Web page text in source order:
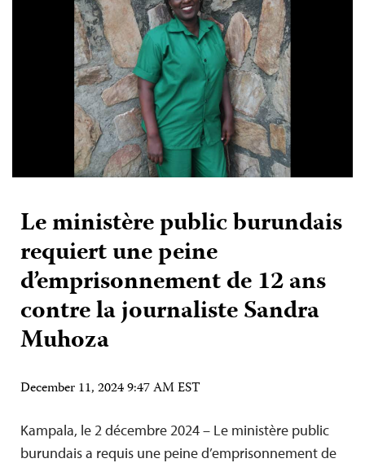
Le ministère public burundais
requiert une peine
d’emprisonnement de 12 ans
contre la journaliste Sandra
Muhoza
December 11, 2024 9:47 AM EST
Kampala, le 2 décembre 2024 – Le ministère public
burundais a requis une peine d’emprisonnement de